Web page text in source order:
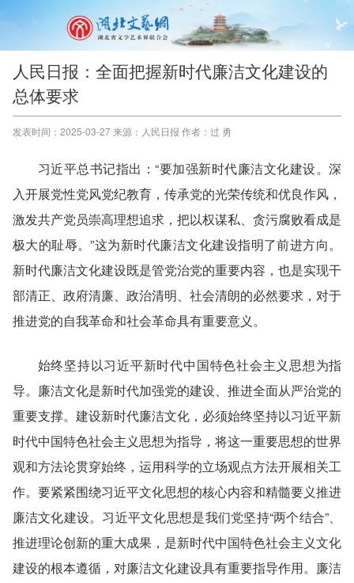
人民日报：全面把握新时代廉洁文化建设的
总体要求
发表时间：2025-03-27 来源：人民日报 作者：过 勇
习近平总书记指出：“要加强新时代廉洁文化建设。深
入开展党性党风党纪教育，传承党的光荣传统和优良作风，
激发共产党员崇高理想追求，把以权谋私、贪污腐败看成是
极大的耻辱。”这为新时代廉洁文化建设指明了前进方向。
新时代廉洁文化建设既是管党治党的重要内容，也是实现干
部清正、政府清廉、政治清明、社会清朗的必然要求，对于
推进党的自我革命和社会革命具有重要意义。
始终坚持以习近平新时代中国特色社会主义思想为指
导。廉洁文化是新时代加强党的建设、推进全面从严治党的
重要支撑。建设新时代廉洁文化，必须始终坚持以习近平新
时代中国特色社会主义思想为指导，将这一重要思想的世界
观和方法论贯穿始终，运用科学的立场观点方法开展相关工
作。要紧紧围绕习近平文化思想的核心内容和精髓要义推进
廉洁文化建设。习近平文化思想是我们党坚持“两个结合”、
推进理论创新的重大成果，是新时代中国特色社会主义文化
建设的根本遵循，对廉洁文化建设具有重要指导作用。廉洁